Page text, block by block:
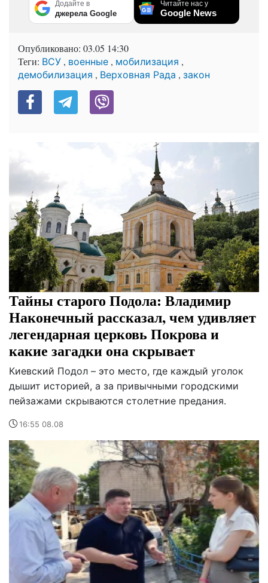
Додайте в
джерела Google
Читайте нас у
Google News
Опубликовано: 03.05 14:30
Теги: ВСУ , военные , мобилизация ,
демобилизация , Верховная Рада , закон
Тайны старого Подола: Владимир
Наконечный рассказал, чем удивляет
легендарная церковь Покрова и
какие загадки она скрывает
Киевский Подол – это место, где каждый уголок
дышит историей, а за привычными городскими
пейзажами скрываются столетние предания.
16:55 08.08